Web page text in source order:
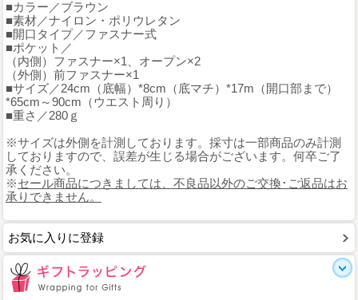
■カラー／ブラウン
■素材／ナイロン・ポリウレタン
■開口タイプ／ファスナー式
■ポケット／
（内側）ファスナー×1、オープン×2
（外側）前ファスナー×1
■サイズ／24cm（底幅）*8cm（底マチ）*17m（開口部まで）
*65cm～90cm（ウエスト周り）
■重さ／280ｇ
※サイズは外側を計測しております。採寸は一部商品のみ計測
しておりますので、誤差が生じる場合がございます。何卒ご了
承ください。
※セール商品につきましては、不良品以外のご交換･ご返品はお
承りできません。
お気に入りに登録